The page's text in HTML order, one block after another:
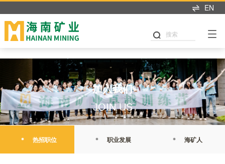
米兰app入口站官网 EN
搜索
加入我们
JOIN US
热招职位 职业发展 海矿人